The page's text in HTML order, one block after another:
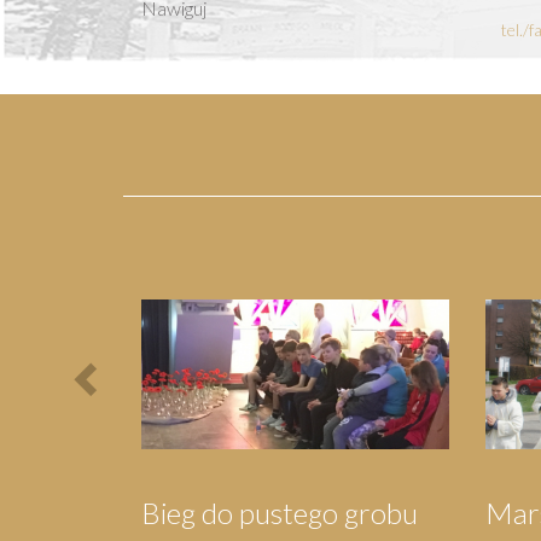
Nawiguj
tel./
Pielgrzymka do
Previous